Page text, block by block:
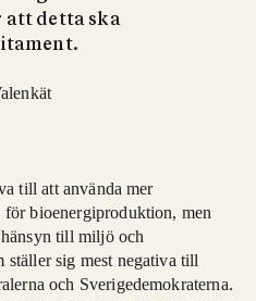
att detta ska
till att använda mer
bioenergiproduktion, men
till miljö och
ställer sig mest negativa till
och Sverigedemokraterna.